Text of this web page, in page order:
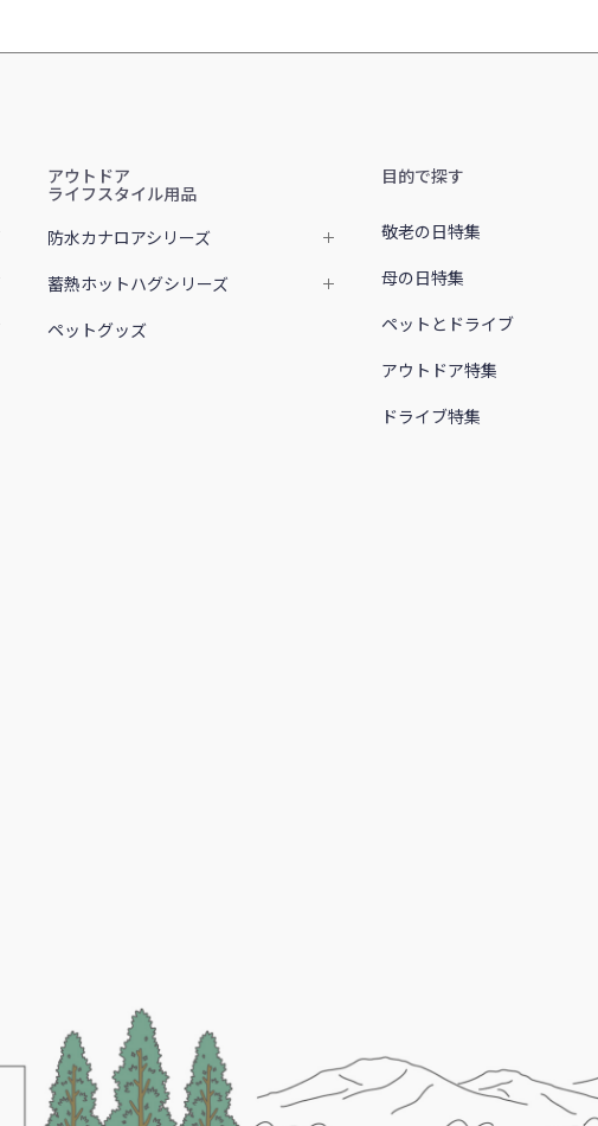
アウトドア
ライフスタイル用品
防水カナロアシリーズ
蓄熱ホットハグシリーズ
ペットグッズ
目的で探す
敬老の日特集
母の日特集
ペットとドライブ
アウトドア特集
ドライブ特集